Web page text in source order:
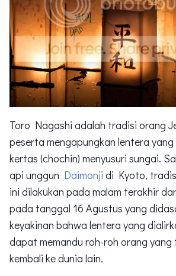
Toro Nagashi adalah tradisi orang
peserta mengapungkan lentera
kertas (chochin) menyusuri sungai.
api unggun Daimonji di Kyoto,
ini dilakukan pada malam terakhir
pada tanggal 16 Agustus yang
keyakinan bahwa lentera yang
dapat memandu roh-roh orang yang
kembali ke dunia lain.